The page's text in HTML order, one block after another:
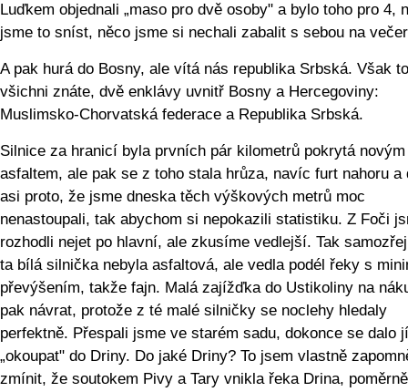
Luďkem objednali „maso pro dvě osoby" a bylo toho pro 4,
jsme to sníst, něco jsme si nechali zabalit s sebou na
A pak hurá do Bosny, ale vítá nás republika Srbská. Však
všichni znáte, dvě enklávy uvnitř Bosny a Hercegoviny:
Muslimsko-Chorvatská federace a Republika Srbská.
Silnice za hranicí byla prvních pár kilometrů pokrytá novým
asfaltem, ale pak se z toho stala hrůza, navíc furt nahoru a
asi proto, že jsme dneska těch výškových metrů moc
nenastoupali, tak abychom si nepokazili statistiku. Z Foči
rozhodli nejet po hlavní, ale zkusíme vedlejší. Tak
ta bílá silnička nebyla asfaltová, ale vedla podél řeky s
převýšením, takže fajn. Malá zajížďka do Ustikoliny na
pak návrat, protože z té malé silničky se noclehy hledaly
perfektně. Přespali jsme ve starém sadu, dokonce se dalo
„okoupat" do Driny. Do jaké Driny? To jsem vlastně
zmínit, že soutokem Pivy a Tary vnikla řeka Drina, poměrně